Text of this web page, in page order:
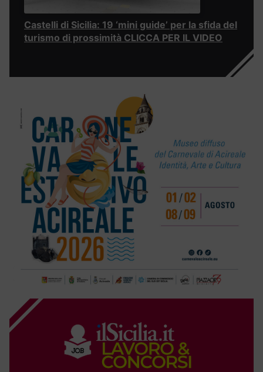
Castelli di Sicilia: 19 ‘mini guide’ per la sfida del
turismo di prossimità CLICCA PER IL VIDEO